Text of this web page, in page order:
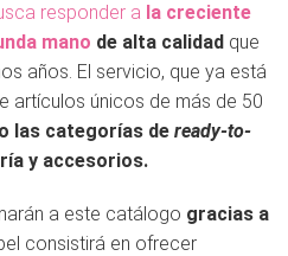
responder a la creciente
mano de alta calidad que
años. El servicio, que ya está
artículos únicos de más de 50
las categorías de ready-to-
y accesorios.
a este catálogo gracias a
consistirá en ofrecer